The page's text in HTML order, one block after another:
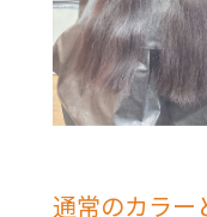
通常のカラー